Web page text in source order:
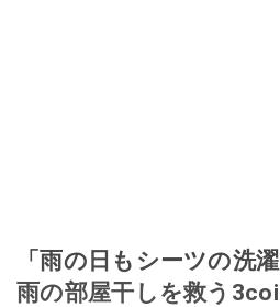
「雨の日もシーツの洗
雨の部屋干しを救う